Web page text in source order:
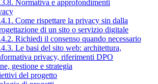
Normativa e approfondimenti
Come rispettare la privacy sin dalla
di un sito o servizio digitale
Richiedi il consenso quando necessario
Le basi del sito web: architettura,
privacy, riferimenti DPO
gestione e strategia
del progetto